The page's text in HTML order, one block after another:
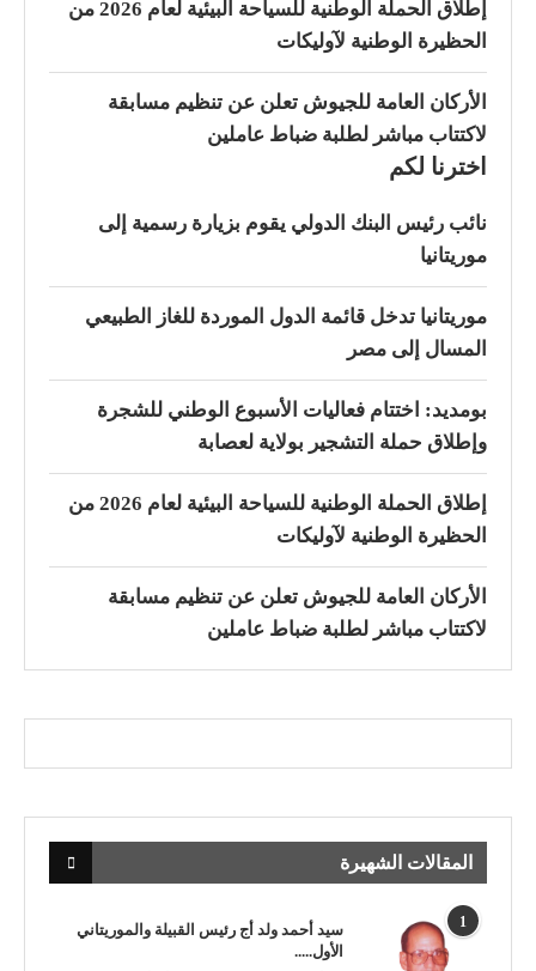
إطلاق الحملة الوطنية للسياحة البيئية لعام 2026 من
الحظيرة الوطنية لآوليكات
الأركان العامة للجيوش تعلن عن تنظيم مسابقة
لاكتتاب مباشر لطلبة ضباط عاملين
اخترنا لكم
نائب رئيس البنك الدولي يقوم بزيارة رسمية إلى
موريتانيا
موريتانيا تدخل قائمة الدول الموردة للغاز الطبيعي
المسال إلى مصر
بومديد: اختتام فعاليات الأسبوع الوطني للشجرة
وإطلاق حملة التشجير بولاية لعصابة
إطلاق الحملة الوطنية للسياحة البيئية لعام 2026 من
الحظيرة الوطنية لآوليكات
الأركان العامة للجيوش تعلن عن تنظيم مسابقة
لاكتتاب مباشر لطلبة ضباط عاملين
المقالات الشهيرة
1
سيد أحمد ولد أج رئيس القبيلة والموريتاني
الأول.....